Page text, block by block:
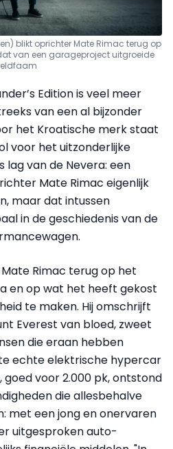
blikt oprichter Mate Rimac terug op
van een garageproject uitgroeide
Edition is veel meer
van een al bijzonder
het Kroatische merk staat
voor het uitzonderlijke
van de Nevera: een
Mate Rimac eigenlijk
maar dat intussen
in de geschiedenis van de
Rimac terug op het
en op wat het heeft gekost
te maken. Hij omschrijft
Everest van bloed, zweet
die eraan hebben
echte elektrische hypercar
voor 2.000 pk, ontstond
die allesbehalve
met een jong en onervaren
uitgesproken auto-